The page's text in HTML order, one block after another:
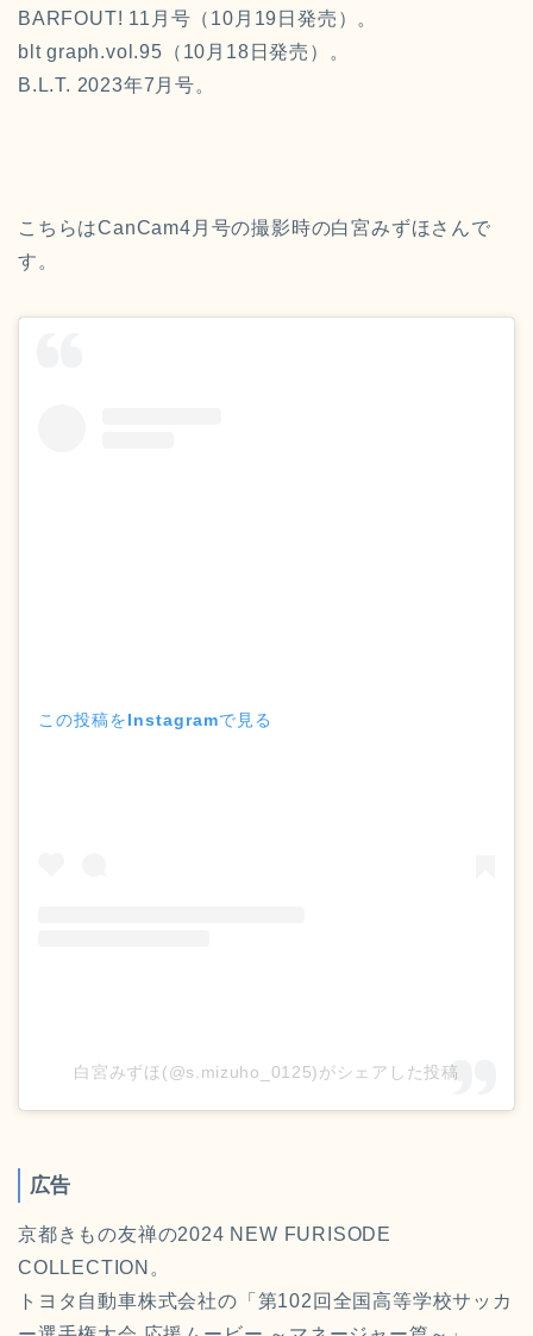
BARFOUT! 11月号（10月19日発売）。
blt graph.vol.95（10月18日発売）。
B.L.T. 2023年7月号。
こちらはCanCam4月号の撮影時の白宮みずほさんで
す。
この投稿をInstagramで見る
白宮みずほ(@s.mizuho_0125)がシェアした投稿
広告
京都きもの友禅の2024 NEW FURISODE
COLLECTION。
トヨタ自動車株式会社の「第102回全国高等学校サッカ